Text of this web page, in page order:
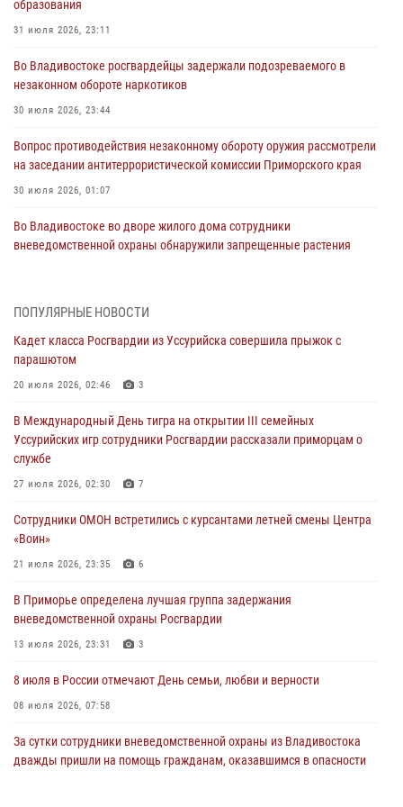
образования
31 июля 2026, 23:11
Во Владивостоке росгвардейцы задержали подозреваемого в
незаконном обороте наркотиков
30 июля 2026, 23:44
Вопрос противодействия незаконному обороту оружия рассмотрели
на заседании антитеррористической комиссии Приморского края
30 июля 2026, 01:07
Во Владивостоке во дворе жилого дома сотрудники
вневедомственной охраны обнаружили запрещенные растения
В День Крещения Руси в Князь-Владимирском храме – Главном
ходом
28 июля 2026, 10:29
посвященном Дню Крещения Руси
28 июля 2026, 05:39 3
В Международный День тигра на открытии III семейных
службе
разрешительной работы Росгвардии напомнили гражданам, как
сдать оружие за вознаграждение
23 июля 2026, 22:45
ПОПУЛЯРНЫЕ НОВОСТИ
Кадет класса Росгвардии из Уссурийска совершила прыжок с
парашютом
20 июля 2026, 02:46 3
В Международный День тигра на открытии III семейных
Уссурийских игр сотрудники Росгвардии рассказали приморцам о
службе
27 июля 2026, 02:30 7
Сотрудники ОМОН встретились с курсантами летней смены Центра
«Воин»
21 июля 2026, 23:35 6
В Приморье определена лучшая группа задержания
вневедомственной охраны Росгвардии
13 июля 2026, 23:31 3
8 июля в России отмечают День семьи, любви и верности
08 июля 2026, 07:58
За сутки сотрудники вневедомственной охраны из Владивостока
дважды пришли на помощь гражданам, оказавшимся в опасности